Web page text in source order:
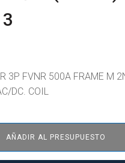
3P FVNR 500A FRAME M
DC. COIL
AÑADIR AL PRESUPUESTO